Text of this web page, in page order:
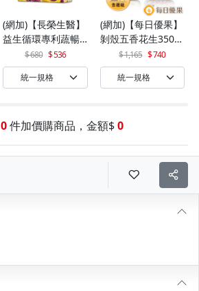
(網加)【長榮生醫】
益生循環專利蔬暢
配方輕體順暢(30包/
盒)x1
680 536
(網加)【每日優果】
剝殼五香花生350G
+罐裝原味烘焙腰果
320G
1,165 740
0 件加價購商品，金額$ 0